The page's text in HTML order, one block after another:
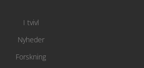
I tvivl
Nyheder
Forskning